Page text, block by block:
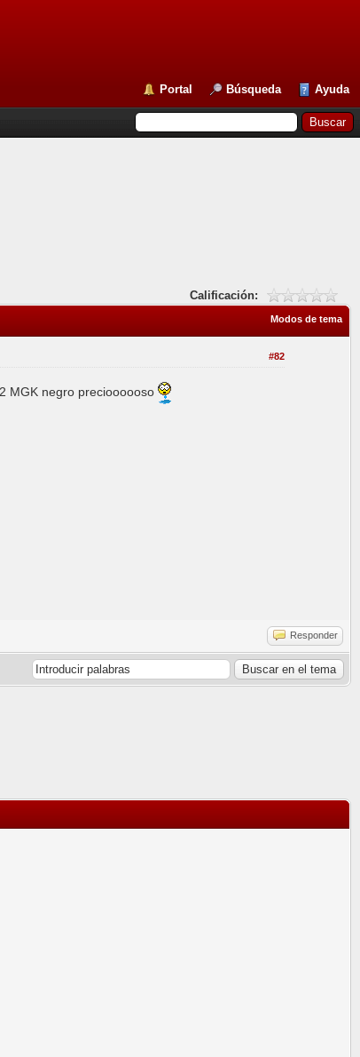
Portal Búsqueda Ayuda
Calificación:
Modos de tema
#82
MGK negro precioooooso
Responder